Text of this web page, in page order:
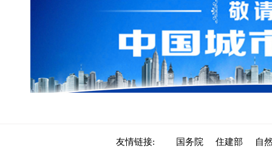
友情链接: 国务院 住建部 自